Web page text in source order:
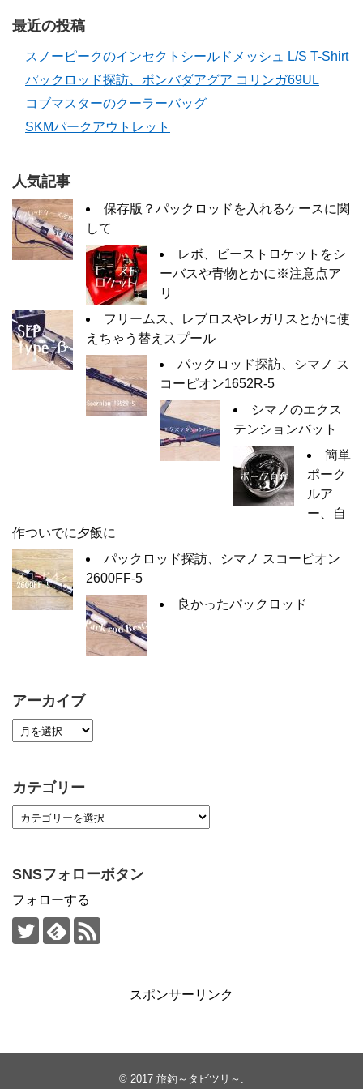
最近の投稿
スノーピークのインセクトシールドメッシュ L/S T-Shirt
パックロッド探訪、ボンバダアグア コリンガ69UL
コブマスターのクーラーバッグ
SKMパークアウトレット
人気記事
保存版？パックロッドを入れるケースに関
して
レボ、ビーストロケットをシ
ーバスや青物とかに※注意点ア
リ
フリームス、レブロスやレガリスとかに使
えちゃう替えスプール
パックロッド探訪、シマノ ス
コーピオン1652R-5
シマノのエクス
テンションバット
簡単
ポーク
ルア
ー、自
作ついでに夕飯に
パックロッド探訪、シマノ スコーピオン
2600FF-5
良かったパックロッド
アーカイブ
カテゴリー
SNSフォローボタン
フォローする
スポンサーリンク
© 2017 旅釣～タビツリ～